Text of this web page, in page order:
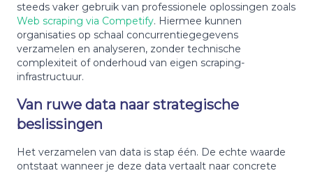
steeds vaker gebruik van professionele oplossingen zoals
Web scraping via Competify. Hiermee kunnen
organisaties op schaal concurrentiegegevens
verzamelen en analyseren, zonder technische
complexiteit of onderhoud van eigen scraping-
infrastructuur.
Van ruwe data naar strategische
beslissingen
Het verzamelen van data is stap één. De echte waarde
ontstaat wanneer je deze data vertaalt naar concrete